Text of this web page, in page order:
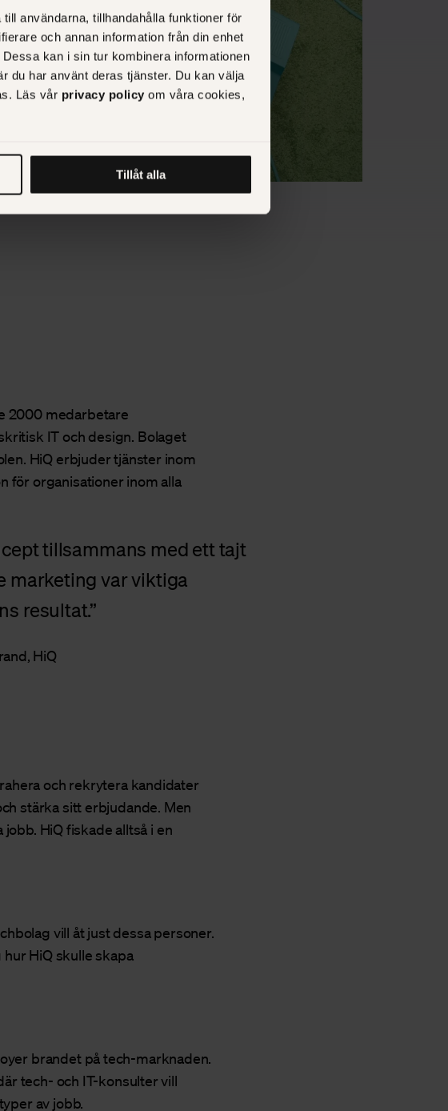
användarna, tillhandahålla funktioner för
och annan information från din enhet
kan i sin tur kombinera informationen
du har använt deras tjänster. Du kan välja
Läs vår privacy policy om våra cookies,
Tillåt alla
2000 medarbetare
IT och design. Bolaget
HiQ erbjuder tjänster inom
för organisationer inom alla
tillsammans med ett tajt
marketing var viktiga
resultat.
HiQ
och rekrytera kandidater
stärka sitt erbjudande. Men
HiQ fiskade alltså i en
vill åt just dessa personer.
HiQ skulle skapa
brandet på tech-marknaden.
tech- och IT-konsulter vill
av jobb.